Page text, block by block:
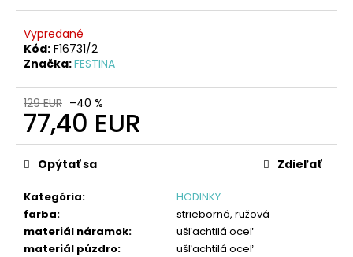
Vypredané
Kód: F16731/2
Značka:FESTINA
129 EUR –40 %
77,40 EUR
Jednotková
cena:
Kategória:
HODINKY
farba:
strieborná, ružová
materiál náramok:
ušľachtilá oceľ
materiál púzdro:
ušľachtilá oceľ
Opýtať sa Zdieľať
O
d
p
o
ú
m
e